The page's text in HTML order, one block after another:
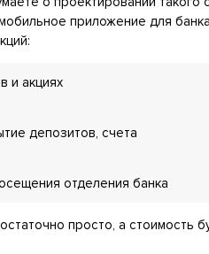
приложение для
и акциях
депозитов, счета
отделения банка
просто, а стоимость